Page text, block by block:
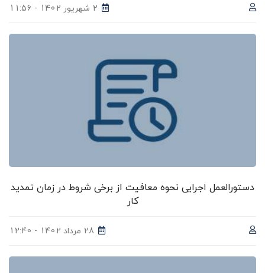
2 شهریور 1402 - 11:56
دستورالعمل اجرایی نحوه معافیت از برخی شروط در زمان تمدید
کار
28 مرداد 1402 - 12:40